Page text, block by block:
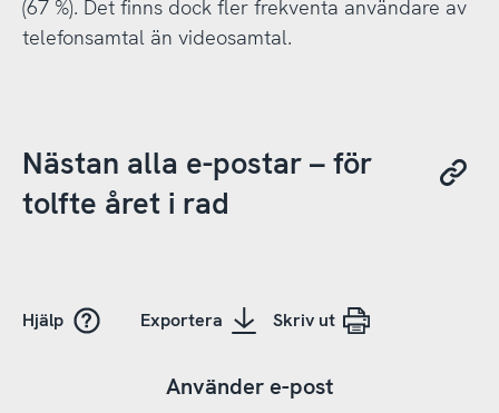
(67 %). Det finns dock fler frekventa användare av
telefonsamtal än videosamtal.
Nästan alla e-postar – för
tolfte året i rad
Hjälp Exportera Skriv ut
Använder e-post